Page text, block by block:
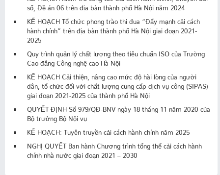
số, Đề án 06 trên địa bàn thành phố Hà Nội năm 2024
KẾ HOẠCH Tổ chức phong trào thi đua “Đẩy mạnh cải cách
hành chính” trên địa bàn thành phố Hà Nội giai đoạn 2021-
2025
Quy trình quản lý chất lượng theo tiêu chuẩn ISO của Trường
Cao đẳng Công nghệ cao Hà Nội
KẾ HOẠCH Cải thiện, nâng cao mức độ hài lòng của người
dân, tổ chức đối với chất lượng cung cấp dịch vụ công (SIPAS)
giai đoạn 2021-2025 của thành phố Hà Nội
QUYẾT ĐỊNH Số 979/QĐ-BNV ngày 18 tháng 11 năm 2020 của
Bộ trưởng Bộ Nội vụ
KẾ HOẠCH: Tuyên truyền cải cách hành chính năm 2025
NGHỊ QUYẾT Ban hành Chương trình tổng thể cải cách hành
chính nhà nước giai đoạn 2021 – 2030